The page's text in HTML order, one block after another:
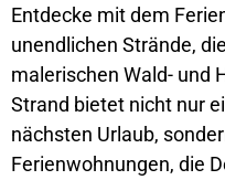
Entdecke mit dem
unendlichen Strände,
malerischen Wald- und
Strand bietet nicht nur
nächsten Urlaub,
Ferienwohnungen, die